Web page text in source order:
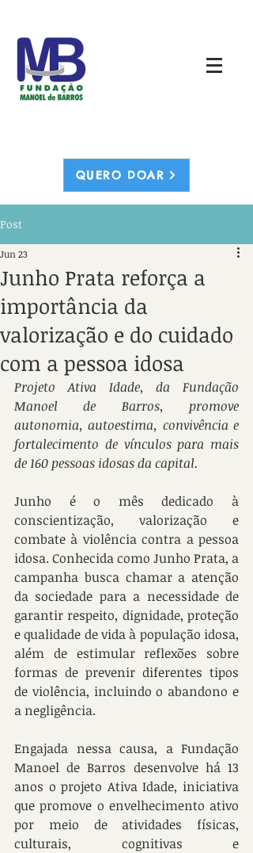
QUERO DOAR
Post
Junho Prata reforça a
importância da
valorização e do cuidado
com a pessoa idosa
Jun 23
Projeto Ativa Idade, da Fundação
Manoel de Barros, promove
autonomia, autoestima, convivência e
fortalecimento de vínculos para mais
de 160 pessoas idosas da capital.
Junho é o mês dedicado à
conscientização, valorização e
combate à violência contra a pessoa
idosa. Conhecida como Junho Prata, a
campanha busca chamar a atenção
da sociedade para a necessidade de
garantir respeito, dignidade, proteção
e qualidade de vida à população idosa,
além de estimular reflexões sobre
formas de prevenir diferentes tipos
de violência, incluindo o abandono e
a negligência.
Engajada nessa causa, a Fundação
Manoel de Barros desenvolve há 13
anos o projeto Ativa Idade, iniciativa
que promove o envelhecimento ativo
por meio de atividades físicas,
culturais, cognitivas e